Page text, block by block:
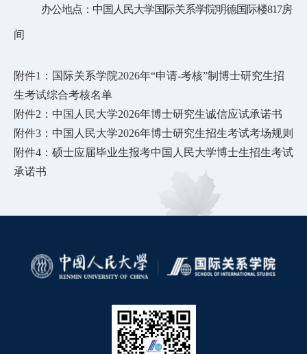
办公地点：中国人民大学国际关系学院明德国际楼817房
间
附件1：国际关系学院2026年“申请-考核”制博士研究生招
生考试综合考核名单
附件2：中国人民大学2026年博士研究生诚信应试承诺书
附件3：中国人民大学2026年博士研究生招生考试考场规则
附件4：硕士应届毕业生报考中国人民大学博士生招生考试
承诺书